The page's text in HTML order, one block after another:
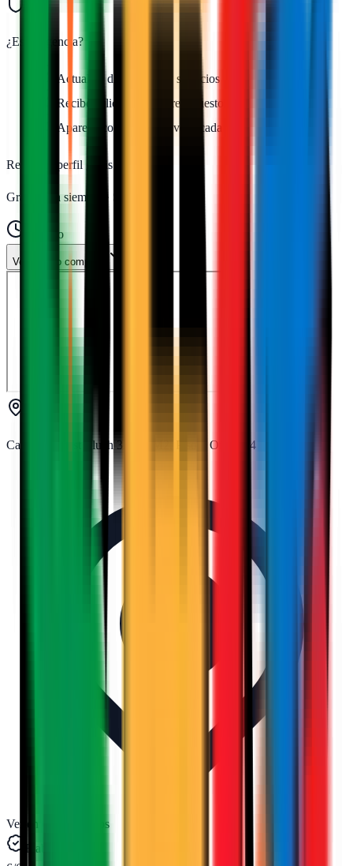
¿Es tu agencia?
Actualiza datos, fotos y servicios
Recibe solicitudes de presupuesto
Aparece como agencia verificada
Reclamar perfil gratis
Gratis para siempre · Sin tarjeta
Horario
Ver horario completo
Carrer d'Ernest Lluch 32, TCM2, Piso 3 Oficina 4
Ver en Google Maps
Fiabilidad